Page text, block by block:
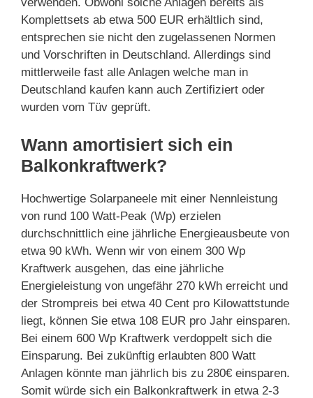
Komplettsets ab etwa 500 EUR erhältlich sind,
entsprechen sie nicht den zugelassenen Normen
und Vorschriften in Deutschland. Allerdings sind
mittlerweile fast alle Anlagen welche man in
Deutschland kaufen kann auch Zertifiziert oder
wurden vom Tüv geprüft.
Wann amortisiert sich ein
Balkonkraftwerk?
Hochwertige Solarpaneele mit einer Nennleistung
von rund 100 Watt-Peak (Wp) erzielen
durchschnittlich eine jährliche Energieausbeute von
etwa 90 kWh. Wenn wir von einem 300 Wp
Kraftwerk ausgehen, das eine jährliche
Energieleistung von ungefähr 270 kWh erreicht und
der Strompreis bei etwa 40 Cent pro Kilowattstunde
liegt, können Sie etwa 108 EUR pro Jahr einsparen.
Bei einem 600 Wp Kraftwerk verdoppelt sich die
Einsparung. Bei zukünftig erlaubten 800 Watt
Anlagen könnte man jährlich bis zu 280€ einsparen.
Somit würde sich ein Balkonkraftwerk in etwa 2-3